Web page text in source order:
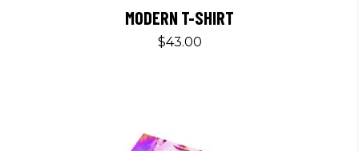
MODERN T-SHIRT
$43.00